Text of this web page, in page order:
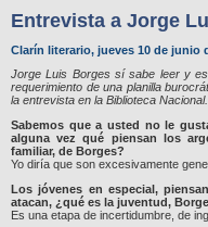
Entrevista a Jorge
Clarín literario, jueves 10 de junio
Jorge Luis Borges sí sabe leer y
requerimiento de una planilla
la entrevista en la Biblioteca Nacional.
Sabemos que a usted no le
alguna vez qué piensan los
familiar, de Borges?
Yo diría que son excesivamente
Los jóvenes en especial,
atacan, ¿qué es la juventud,
Es una etapa de incertidumbre, de